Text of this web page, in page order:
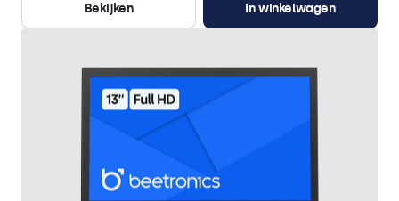
Bekijken
In winkelwagen